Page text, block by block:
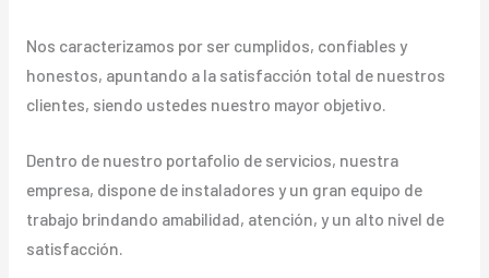
Nos caracterizamos por ser cumplidos, confiables y
honestos, apuntando a la satisfacción total de nuestros
clientes, siendo ustedes nuestro mayor objetivo.
Dentro de nuestro portafolio de servicios, nuestra
empresa, dispone de instaladores y un gran equipo de
trabajo brindando amabilidad, atención, y un alto nivel de
satisfacción.